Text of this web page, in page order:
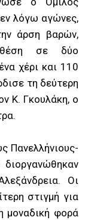
λόγω αγώνες,
άρση βαρών,
θέση σε δύο
χέρι και 110
τη δεύτερη
Κ. Γκουλάκη, ο
Πανελλήνιους-
Οι
στιγμή για
μοναδική φορά